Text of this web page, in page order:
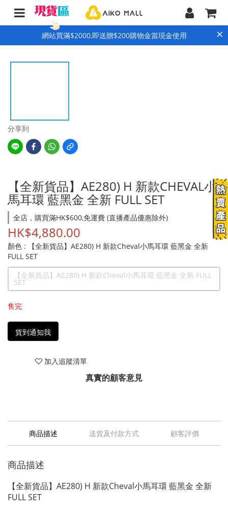
網站買滿$2000,即送贈$200購物金當現金使用 ×
分享到
【全新貨品】AE280) H 新款CHEVAL小
馬耳環 藍黑金 全新 FULL SET
全店，購買滿HK$600,免運費 (直播產品優惠除外)
HK$4,880.00
顏色 : 【全新貨品】AE280) H 新款Cheval小馬耳環 藍黑金 全新
FULL SET
【全新貨品】AE280) H 新款Cheval小馬耳環 藍黑金 全新 FULL
SET
售完
貨到通知我
加入追蹤清單
真實的顧客意見
商品描述 送貨及付款方式 顧客評價
商品描述
【全新貨品】AE280) H 新款Cheval小馬耳環 藍黑金 全新
FULL SET